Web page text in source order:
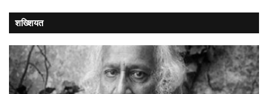
मिली
नई
रफ्तार
शख्शियत